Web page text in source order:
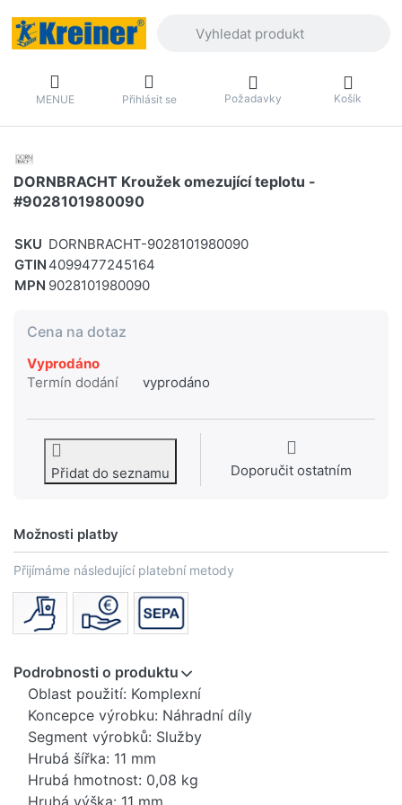
MENUE Přihlásit se Požadavky Košík
DORNBRACHT Kroužek omezující teplotu -
#9028101980090
SKU DORNBRACHT-9028101980090
GTIN 4099477245164
MPN 9028101980090
Cena na dotaz
Vyprodáno
Termín dodání
vyprodáno
Přidat do seznamu Doporučit ostatním
Možnosti platby
Přijímáme následující platební metody
Podrobnosti o produktu
Oblast použití: Komplexní
Koncepce výrobku: Náhradní díly
Segment výrobků: Služby
Hrubá šířka: 11 mm
Hrubá hmotnost: 0,08 kg
Hrubá výška: 11 mm